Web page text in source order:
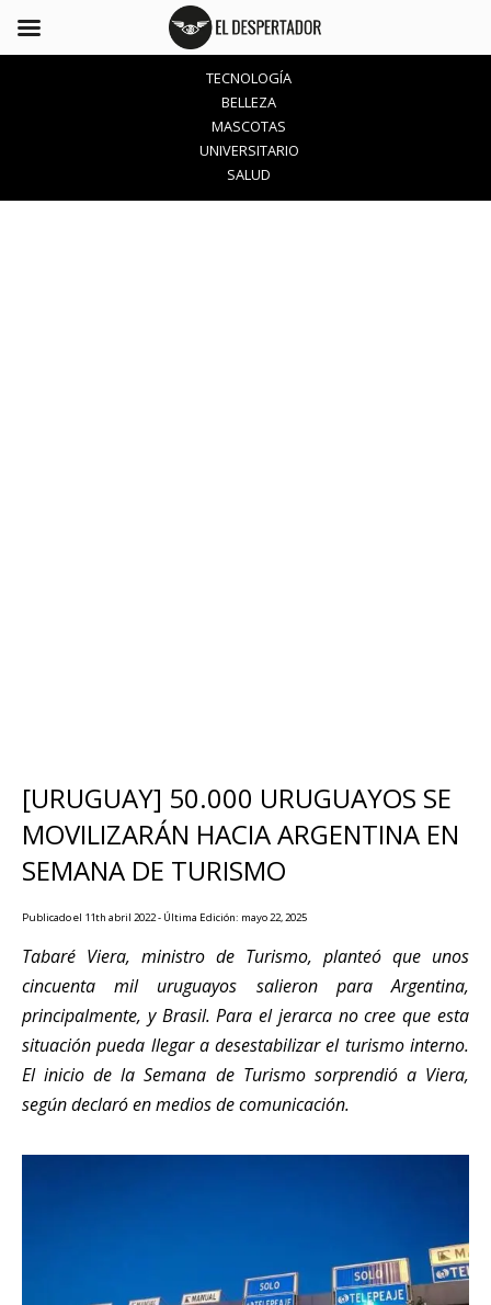
TECNOLOGÍA
BELLEZA
MASCOTAS
UNIVERSITARIO
SALUD
[URUGUAY] 50.000 URUGUAYOS SE
MOVILIZARÁN HACIA ARGENTINA EN
SEMANA DE TURISMO
Publicado el 11th abril 2022 - Última Edición: mayo 22, 2025
Tabaré Viera, ministro de Turismo, planteó que unos
cincuenta mil uruguayos salieron para Argentina,
principalmente, y Brasil. Para el jerarca no cree que esta
situación pueda llegar a desestabilizar el turismo interno.
El inicio de la Semana de Turismo sorprendió a Viera,
según declaró en medios de comunicación.